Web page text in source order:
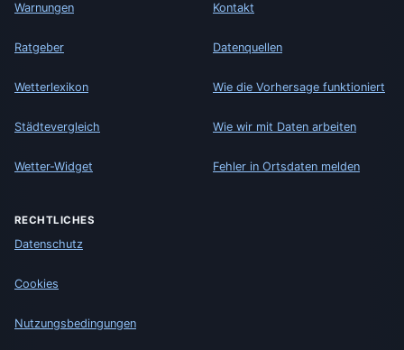
Warnungen
Ratgeber
Wetterlexikon
Städtevergleich
Wetter-Widget
Kontakt
Datenquellen
Wie die Vorhersage funktioniert
Wie wir mit Daten arbeiten
Fehler in Ortsdaten melden
RECHTLICHES
Datenschutz
Cookies
Nutzungsbedingungen